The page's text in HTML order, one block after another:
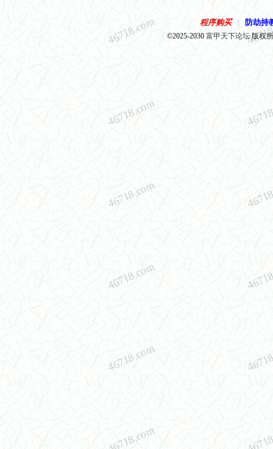
程序购买 防劫持
©2025-2030 富甲天下论坛版权所
46718.com
46718.com
46718.com
46718.com
46718.com
46718.com